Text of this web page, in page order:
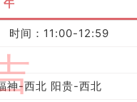
午
时间：11:00-12:59
神-西北 阳贵-西北